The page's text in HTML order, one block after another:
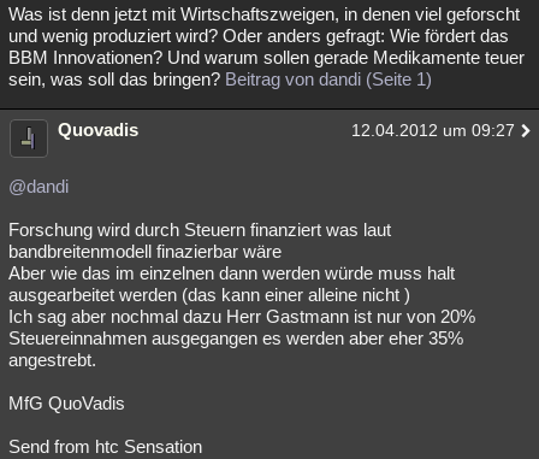
Was ist denn jetzt mit Wirtschaftszweigen, in denen viel geforscht
und wenig produziert wird? Oder anders gefragt: Wie fördert das
BBM Innovationen? Und warum sollen gerade Medikamente teuer
sein, was soll das bringen? Beitrag von dandi (Seite 1)
Quovadis 12.04.2012 um 09:27
@dandi
Forschung wird durch Steuern finanziert was laut
bandbreitenmodell finazierbar wäre
Aber wie das im einzelnen dann werden würde muss halt
ausgearbeitet werden (das kann einer alleine nicht )
Ich sag aber nochmal dazu Herr Gastmann ist nur von 20%
Steuereinnahmen ausgegangen es werden aber eher 35%
angestrebt.
MfG QuoVadis
Send from htc Sensation